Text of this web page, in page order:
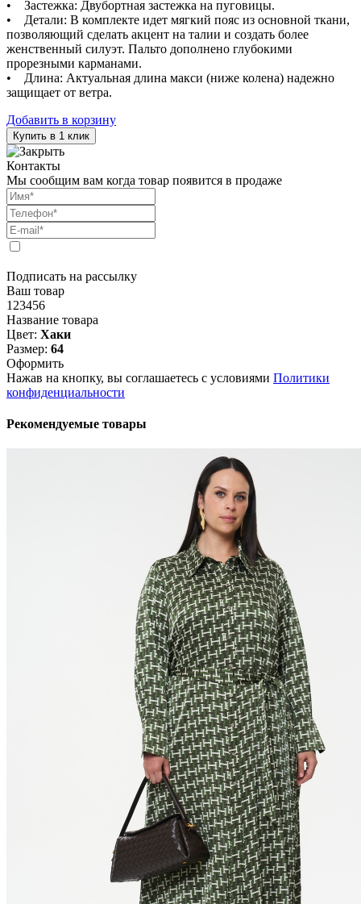
• Застежка: Двубортная застежка на пуговицы.
• Детали: В комплекте идет мягкий пояс из основной ткани,
позволяющий сделать акцент на талии и создать более
женственный силуэт. Пальто дополнено глубокими
прорезными карманами.
• Длина: Актуальная длина макси (ниже колена) надежно
защищает от ветра.
Добавить в корзину
Купить в 1 клик
Контакты
Мы сообщим вам когда товар появится в продаже
Подписать на рассылку
Ваш товар
123456
Название товара
Цвет: Хаки
Размер: 64
Оформить
Нажав на кнопку, вы соглашаетесь с условиями Политики
конфиденциальности
Рекомендуемые товары